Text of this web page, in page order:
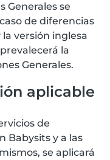
Generales se
de diferencias
versión inglesa
la
Generales.
aplicable
de
Babysits y a las
se aplicará